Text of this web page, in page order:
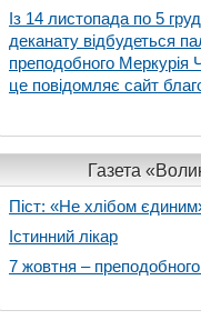
Із 14 листопада по 5
деканату відбудеться
преподобного Меркурія
це повідомляє сайт
Газета
Піст: «Не хлібом
Істинний лікар
7 жовтня –